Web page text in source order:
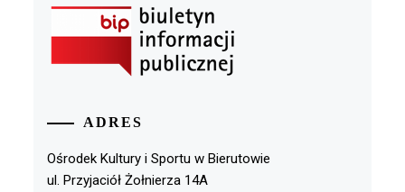
ADRES
Ośrodek Kultury i Sportu w Bierutowie
ul. Przyjaciół Żołnierza 14A